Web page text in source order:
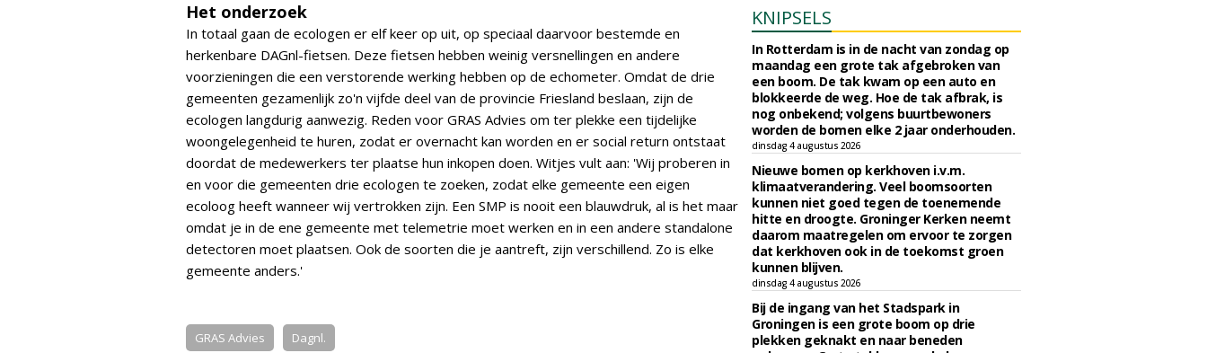
Het onderzoek
In totaal gaan de ecologen er elf keer op uit, op speciaal daarvoor bestemde en
herkenbare DAGnl-fietsen. Deze fietsen hebben weinig versnellingen en andere
voorzieningen die een verstorende werking hebben op de echometer. Omdat de drie
gemeenten gezamenlijk zo'n vijfde deel van de provincie Friesland beslaan, zijn de
ecologen langdurig aanwezig. Reden voor GRAS Advies om ter plekke een tijdelijke
woongelegenheid te huren, zodat er overnacht kan worden en er social return ontstaat
doordat de medewerkers ter plaatse hun inkopen doen. Witjes vult aan: 'Wij proberen in
en voor die gemeenten drie ecologen te zoeken, zodat elke gemeente een eigen
ecoloog heeft wanneer wij vertrokken zijn. Een SMP is nooit een blauwdruk, al is het maar
omdat je in de ene gemeente met telemetrie moet werken en in een andere standalone
detectoren moet plaatsen. Ook de soorten die je aantreft, zijn verschillend. Zo is elke
gemeente anders.'
GRAS Advies Dagnl.
KNIPSELS
In Rotterdam is in de nacht van zondag op
maandag een grote tak afgebroken van
een boom. De tak kwam op een auto en
blokkeerde de weg. Hoe de tak afbrak, is
nog onbekend; volgens buurtbewoners
worden de bomen elke 2 jaar onderhouden.
dinsdag 4 augustus 2026
Nieuwe bomen op kerkhoven i.v.m.
klimaatverandering. Veel boomsoorten
kunnen niet goed tegen de toenemende
hitte en droogte. Groninger Kerken neemt
daarom maatregelen om ervoor te zorgen
dat kerkhoven ook in de toekomst groen
kunnen blijven.
dinsdag 4 augustus 2026
Bij de ingang van het Stadspark in
Groningen is een grote boom op drie
plekken geknakt en naar beneden